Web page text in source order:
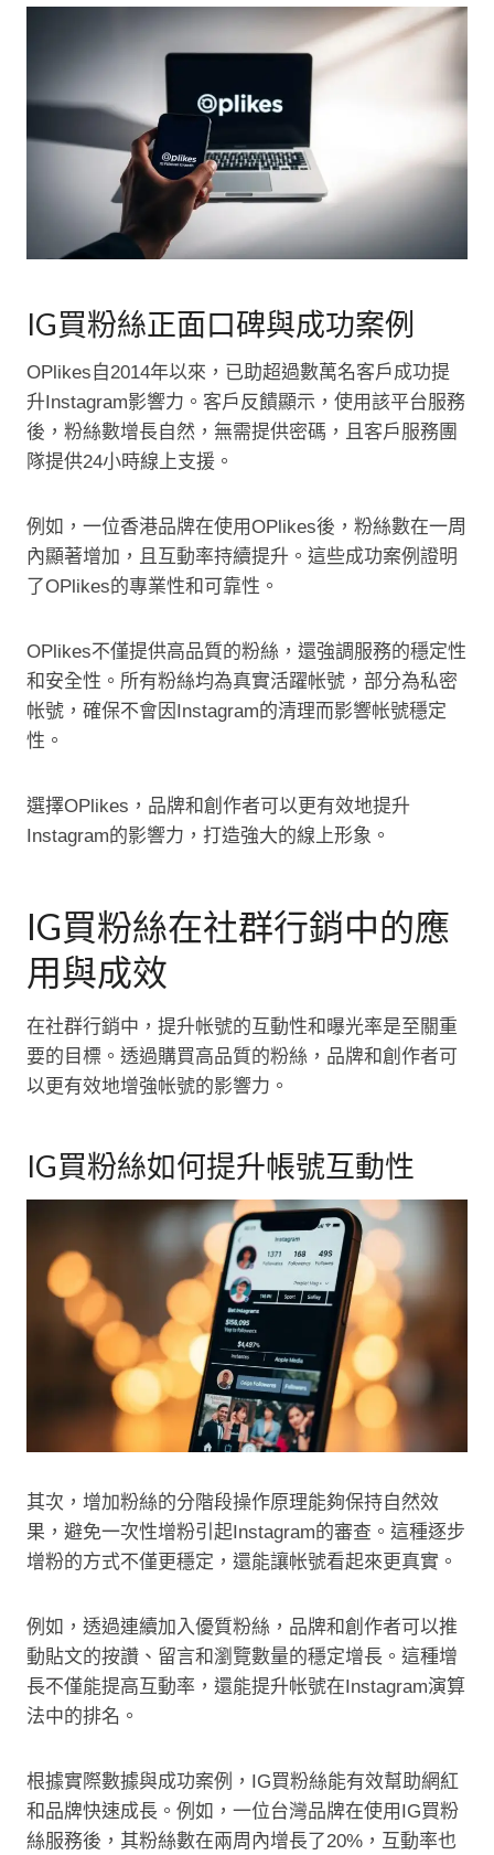
IG買粉絲正面口碑與成功案例
OPlikes自2014年以來，已助超過數萬名客戶成功提
升Instagram影響力。客戶反饋顯示，使用該平台服務
後，粉絲數增長自然，無需提供密碼，且客戶服務團
隊提供24小時線上支援。
例如，一位香港品牌在使用OPlikes後，粉絲數在一周
內顯著增加，且互動率持續提升。這些成功案例證明
了OPlikes的專業性和可靠性。
OPlikes不僅提供高品質的粉絲，還強調服務的穩定性
和安全性。所有粉絲均為真實活躍帐號，部分為私密
帐號，確保不會因Instagram的清理而影響帐號穩定
性。
選擇OPlikes，品牌和創作者可以更有效地提升
Instagram的影響力，打造強大的線上形象。
IG買粉絲在社群行銷中的應
用與成效
在社群行銷中，提升帐號的互動性和曝光率是至關重
要的目標。透過購買高品質的粉絲，品牌和創作者可
以更有效地增強帐號的影響力。
IG買粉絲如何提升帳號互動性
其次，增加粉絲的分階段操作原理能夠保持自然效
果，避免一次性增粉引起Instagram的審查。這種逐步
增粉的方式不僅更穩定，還能讓帐號看起來更真實。
例如，透過連續加入優質粉絲，品牌和創作者可以推
動貼文的按讚、留言和瀏覽數量的穩定增長。這種增
長不僅能提高互動率，還能提升帐號在Instagram演算
法中的排名。
根據實際數據與成功案例，IG買粉絲能有效幫助網紅
和品牌快速成長。例如，一位台灣品牌在使用IG買粉
絲服務後，其粉絲數在兩周內增長了20%，互動率也